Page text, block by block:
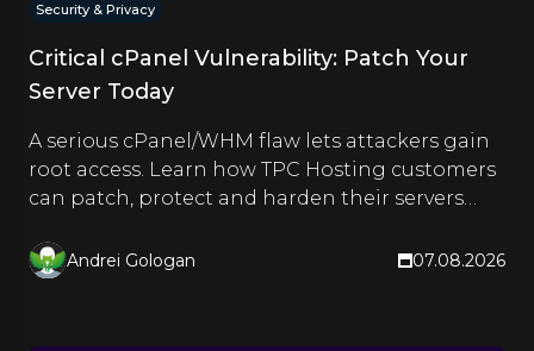
Security & Privacy
Critical cPanel Vulnerability: Patch Your
Server Today
A serious cPanel/WHM flaw lets attackers gain
root access. Learn how TPC Hosting customers
can patch, protect and harden their servers
Andrei Gologan 07.08.2026